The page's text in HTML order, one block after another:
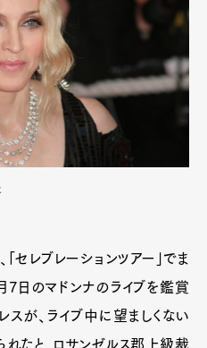
セレブレーションツアー」でま
7日のマドンナのライブを鑑賞
スが、ライブ中に望ましくない
れたと、ロサンゼルス郡上級裁